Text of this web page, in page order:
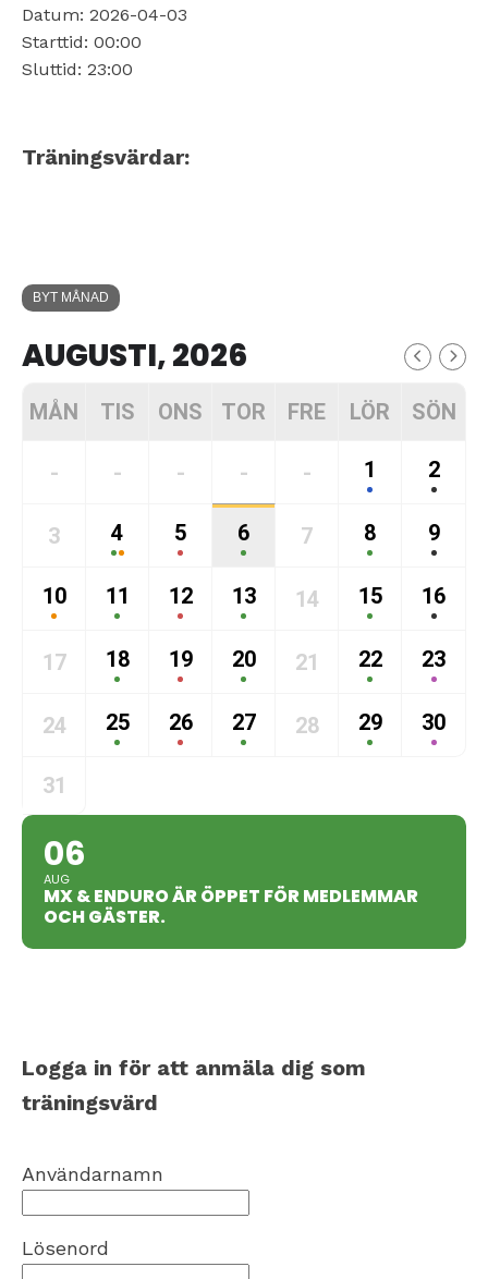
Datum: 2026-04-03
Starttid: 00:00
Sluttid: 23:00
Träningsvärdar:
BYT MÅNAD
AUGUSTI, 2026
MÅN TIS ONS TOR FRE LÖR SÖN
- - - - - 1 2
3 4 5 6 7 8 9
10 11 12 13 14 15 16
17 18 19 20 21 22 23
24 25 26 27 28 29 30
31
06
AUG
MX & ENDURO ÄR ÖPPET FÖR MEDLEMMAR
OCH GÄSTER.
Logga in för att anmäla dig som
träningsvärd
Användarnamn
Lösenord